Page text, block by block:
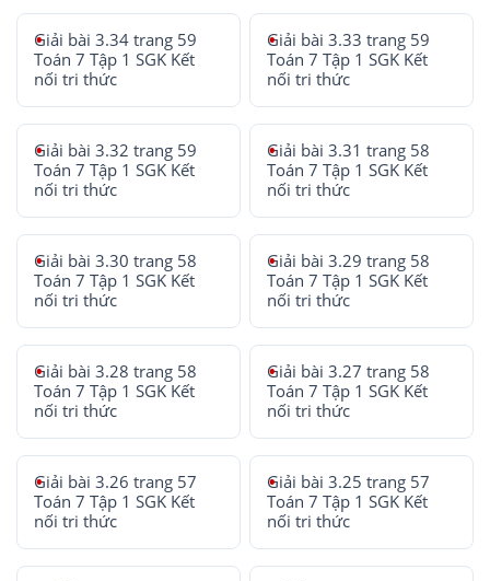
Giải bài 3.34 trang 59
Toán 7 Tập 1 SGK Kết
nối tri thức
Giải bài 3.33 trang 59
Toán 7 Tập 1 SGK Kết
nối tri thức
Giải bài 3.32 trang 59
Toán 7 Tập 1 SGK Kết
nối tri thức
Giải bài 3.31 trang 58
Toán 7 Tập 1 SGK Kết
nối tri thức
Giải bài 3.30 trang 58
Toán 7 Tập 1 SGK Kết
nối tri thức
Giải bài 3.29 trang 58
Toán 7 Tập 1 SGK Kết
nối tri thức
Giải bài 3.28 trang 58
Toán 7 Tập 1 SGK Kết
nối tri thức
Giải bài 3.27 trang 58
Toán 7 Tập 1 SGK Kết
nối tri thức
Giải bài 3.26 trang 57
Toán 7 Tập 1 SGK Kết
nối tri thức
Giải bài 3.25 trang 57
Toán 7 Tập 1 SGK Kết
nối tri thức